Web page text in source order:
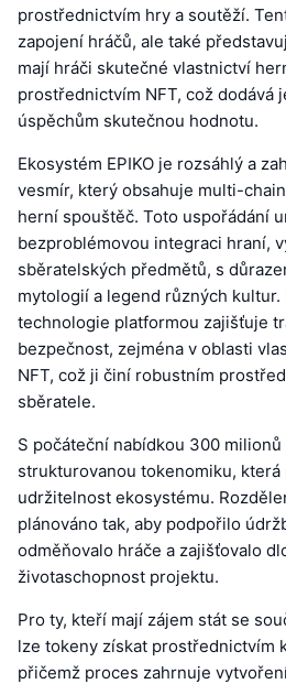
prostřednictvím hry a soutěží.
zapojení hráčů, ale také
mají hráči skutečné vlastnictví
prostřednictvím NFT, což dodává
úspěchům skutečnou hodnotu.
Ekosystém EPIKO je rozsáhlý a
vesmír, který obsahuje multi-
herní spouštěč. Toto uspořádání
bezproblémovou integraci hraní,
sběratelských předmětů, s
mytologií a legend různých
technologie platformou zajišťuje
bezpečnost, zejména v oblasti
NFT, což ji činí robustním
sběratele.
S počáteční nabídkou 300 milionů
strukturovanou tokenomiku,
udržitelnost ekosystému.
plánováno tak, aby podpořilo
odměňovalo hráče a zajišťovalo
životaschopnost projektu.
Pro ty, kteří mají zájem stát se
lze tokeny získat prostřednictvím
přičemž proces zahrnuje